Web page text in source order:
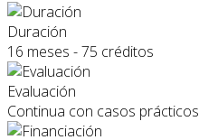
Duración
16 meses - 75 créditos
Evaluación
Continua con casos prácticos